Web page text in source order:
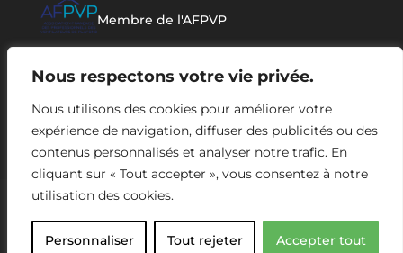
Nous respectons votre vie privée.
Nous utilisons des cookies pour améliorer votre
expérience de navigation, diffuser des publicités ou des
contenus personnalisés et analyser notre trafic. En
cliquant sur « Tout accepter », vous consentez à notre
utilisation des cookies.
Personnaliser Tout rejeter Accepter tout
Membre de l'AFPVP
© 2026 Tous Droits Réservés. Brasseurs Air